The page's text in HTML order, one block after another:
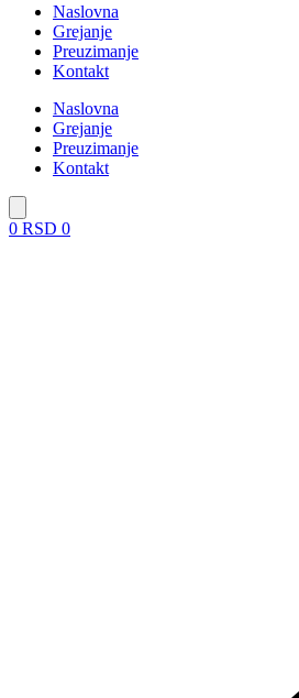
Naslovna
Grejanje
Preuzimanje
Kontakt
Naslovna
Grejanje
Preuzimanje
Kontakt
0 RSD 0